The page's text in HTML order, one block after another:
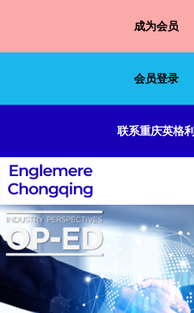
成为会员
会员登录
联系重庆英格利